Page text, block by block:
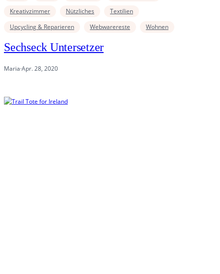
Kreativzimmer
Nützliches
Textilien
Upcycling & Reparieren
Webwarereste Wohnen
Sechseck Untersetzer
Maria·Apr. 28, 2020